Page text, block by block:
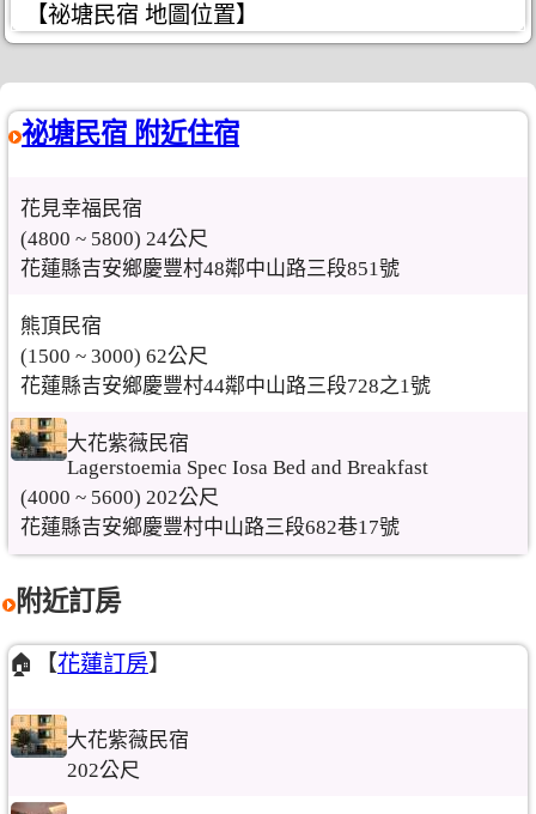
【祕塘民宿 地圖位置】
祕塘民宿 附近住宿
花見幸福民宿
(4800 ~ 5800) 24公尺
花蓮縣吉安鄉慶豐村48鄰中山路三段851號
熊頂民宿
(1500 ~ 3000) 62公尺
花蓮縣吉安鄉慶豐村44鄰中山路三段728之1號
大花紫薇民宿
Lagerstoemia Spec Iosa Bed and Breakfast
(4000 ~ 5600) 202公尺
花蓮縣吉安鄉慶豐村中山路三段682巷17號
附近訂房
🏠【花蓮訂房】
大花紫薇民宿
202公尺